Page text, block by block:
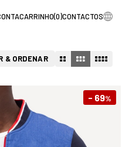
CARRINHO(0)CONTACTOS
& ORDENAR
- 69%